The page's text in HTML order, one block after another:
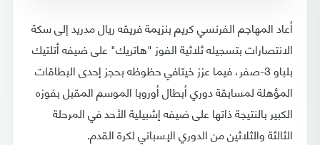
أعاد المهاجم الفرنسي كريم بنزيمة فريقه ريال مدريد إلى سكة
الانتصارات بتسجيله ثلاثية الفوز "هاتريك" على ضيفه أتلتيك
بلباو 3-صفر، فيما عزز خيتافي حظوظه بحجز إحدى البطاقات
المؤهلة لمسابقة دوري أبطال أوروبا الموسم المقبل بفوزه
الكبير بالنتيجة ذاتها على ضيفه إشبيلية الأحد في المرحلة
الثالثة والثلاثين من الدوري الإسباني لكرة القدم.